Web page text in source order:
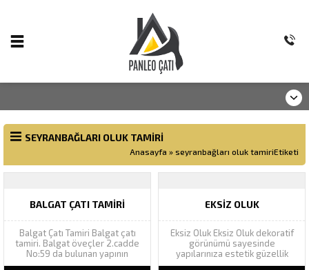
SEYRANBAĞLARI OLUK TAMIRI
Anasayfa » seyranbağları oluk tamiriEtiketi
BALGAT ÇATI TAMIRI
Balgat Çatı Tamiri Balgat çatı
tamiri. Balgat öveçler 2.cadde
No:59 da bulunan yapının
akıntılarının çatı tamiri tespiti
EKSIZ OLUK
Eksiz Oluk Eksiz Oluk dekoratif
görünümü sayesinde
yapılarınıza estetik güzellik
katarak yapı bütünlüğünü